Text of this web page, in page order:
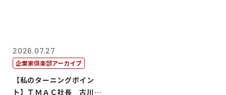
2026.07.27
企業家倶楽部アーカイブ
【私のターニングポイン
ト】ＴＭＡＣ社長 古川英